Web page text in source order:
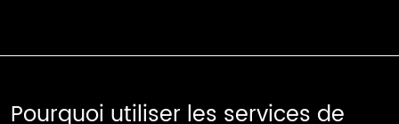
Pourquoi utiliser les services de